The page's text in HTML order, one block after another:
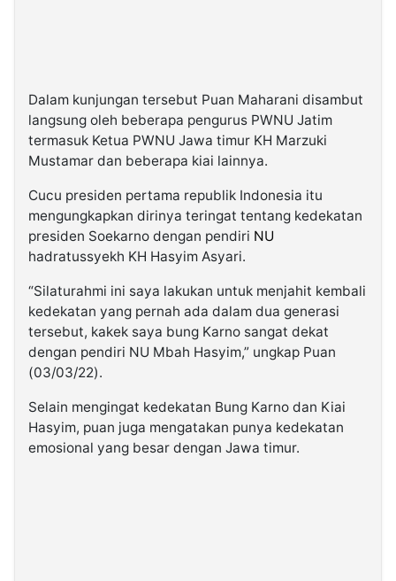
Dalam kunjungan tersebut Puan Maharani disambut
langsung oleh beberapa pengurus PWNU Jatim
termasuk Ketua PWNU Jawa timur KH Marzuki
Mustamar dan beberapa kiai lainnya.
Cucu presiden pertama republik Indonesia itu
mengungkapkan dirinya teringat tentang kedekatan
presiden Soekarno dengan pendiri NU
hadratussyekh KH Hasyim Asyari.
“Silaturahmi ini saya lakukan untuk menjahit kembali
kedekatan yang pernah ada dalam dua generasi
tersebut, kakek saya bung Karno sangat dekat
dengan pendiri NU Mbah Hasyim,” ungkap Puan
(03/03/22).
Selain mengingat kedekatan Bung Karno dan Kiai
Hasyim, puan juga mengatakan punya kedekatan
emosional yang besar dengan Jawa timur.